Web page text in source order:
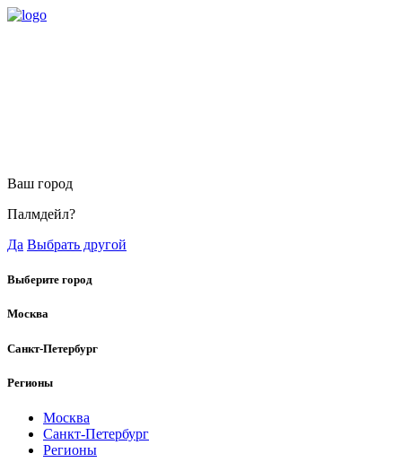
Ваш город
Палмдейл?
Да Выбрать другой
Выберите город
Москва
Санкт-Петербург
Регионы
Москва
Санкт-Петербург
Регионы